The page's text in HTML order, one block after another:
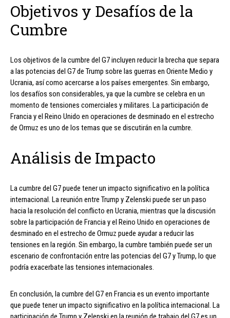
Objetivos y Desafíos de la
Cumbre
Los objetivos de la cumbre del G7 incluyen reducir la brecha que separa
a las potencias del G7 de Trump sobre las guerras en Oriente Medio y
Ucrania, así como acercarse a los países emergentes. Sin embargo,
los desafíos son considerables, ya que la cumbre se celebra en un
momento de tensiones comerciales y militares. La participación de
Francia y el Reino Unido en operaciones de desminado en el estrecho
de Ormuz es uno de los temas que se discutirán en la cumbre.
Análisis de Impacto
La cumbre del G7 puede tener un impacto significativo en la política
internacional. La reunión entre Trump y Zelenski puede ser un paso
hacia la resolución del conflicto en Ucrania, mientras que la discusión
sobre la participación de Francia y el Reino Unido en operaciones de
desminado en el estrecho de Ormuz puede ayudar a reducir las
tensiones en la región. Sin embargo, la cumbre también puede ser un
escenario de confrontación entre las potencias del G7 y Trump, lo que
podría exacerbate las tensiones internacionales.
En conclusión, la cumbre del G7 en Francia es un evento importante
que puede tener un impacto significativo en la política internacional. La